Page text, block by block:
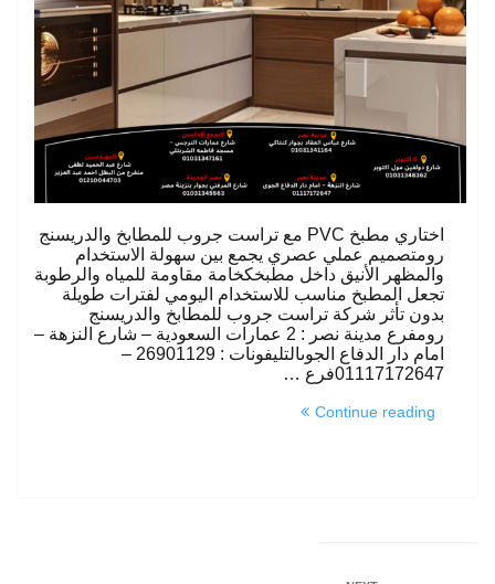
اختاري مطبخ PVC مع تراست جروب للمطابخ والدريسنج
رومتصميم عملي عصري يجمع بين سهولة الاستخدام
والمظهر الأنيق داخل مطبخكخامة مقاومة للمياه والرطوبة
تجعل المطبخ مناسب للاستخدام اليومي لفترات طويلة
بدون تأثر شركة تراست جروب للمطابخ والدريسنج
رومفرع مدينة نصر : 2 عمارات السعودية – شارع النزهة –
امام دار الدفاع الجوىالتليفونات : 26901129 –
01117172647فرع …
Continue reading
“مطبخ